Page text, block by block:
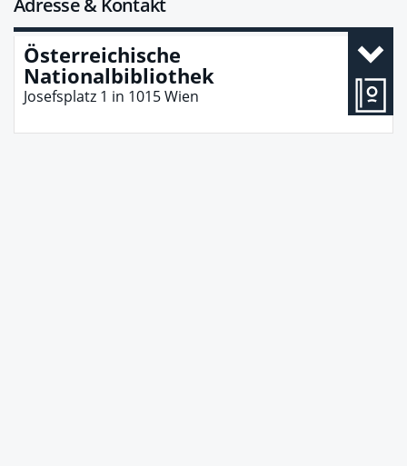
Österreichische
Nationalbibliothek
Josefsplatz 1 in 1015Wien